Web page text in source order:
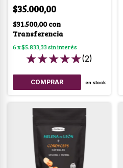
$35.000,00
$31.500,00con
Transferencia
6x$5.833,33sin interés
(2)
en stock